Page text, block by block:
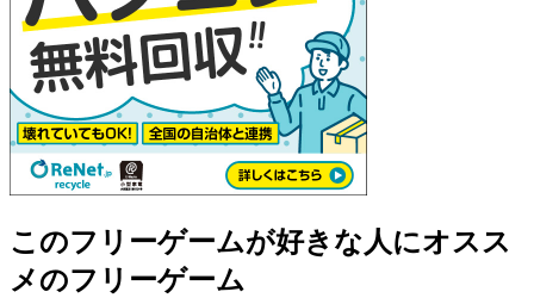
このフリーゲームが好きな人にオスス
メのフリーゲーム